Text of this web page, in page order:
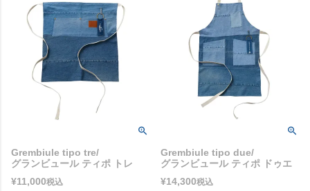
Grembiule tipo tre/
グランビュール ティポ トレ
¥11,000税込
Grembiule tipo due/
グランビュール ティポ ドゥエ
¥14,300税込